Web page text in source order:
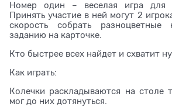
Номер один – веселая игра для
Принять участие в ней могут 2
скорость собрать разноцветные
заданию на карточке.
Кто быстрее всех найдет и схватит
Как играть:
Колечки раскладываются на столе
мог до них дотянуться.